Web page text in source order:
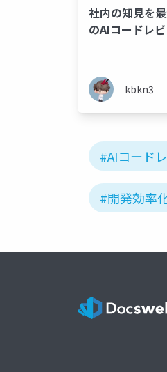
社内の知見を
のAIコードレ
kbkn3
#AIコード
#開発効率